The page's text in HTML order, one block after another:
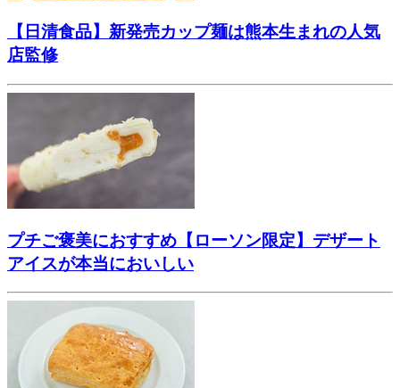
【日清食品】新発売カップ麺は熊本生まれの人気
店監修
プチご褒美におすすめ【ローソン限定】デザート
アイスが本当においしい